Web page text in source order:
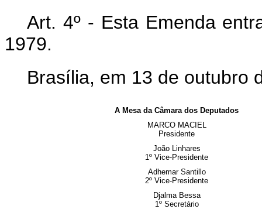
Art. 4º - Esta Emenda
1979.
Brasília, em 13 de outubro
A Mesa da Câmara dos Deputados
MARCO MACIEL
Presidente
João Linhares
1º Vice-Presidente
Adhemar Santillo
2º Vice-Presidente
Djalma Bessa
1º Secretário